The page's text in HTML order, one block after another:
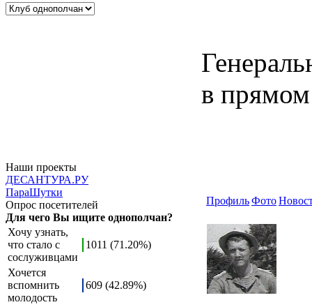
Наши проекты
ДЕСАНТУРА.РУ
ПараШутки
Опрос посетителей
Для чего Вы ищите однополчан?
Хочу узнать,
что стало с
сослуживцами
1011 (71.20%)
Хочется
вспомнить
молодость
609 (42.89%)
в прямом
ПрофильФото